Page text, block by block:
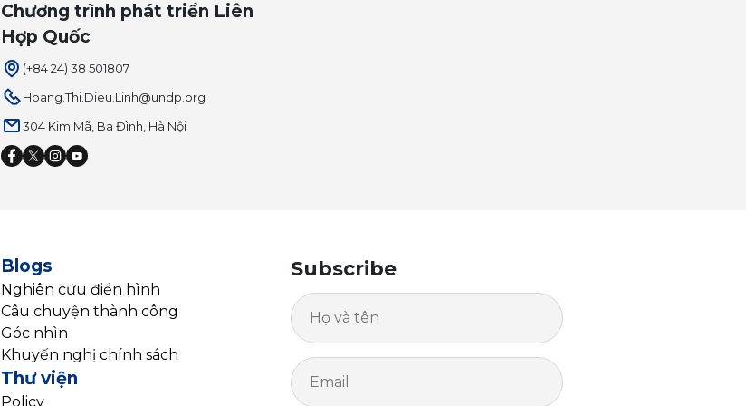
Chương trình phát triển Liên
Hợp Quốc
(+84 24) 38 501807
Hoang.Thi.Dieu.Linh@undp.org
304 Kim Mã, Ba Đình, Hà Nội
Blogs
Nghiên cứu điển hình
Câu chuyện thành công
Góc nhìn
Khuyến nghị chính sách
Thư viện
Policy
Subscribe